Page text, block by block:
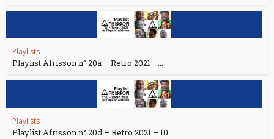
Playlists
Playlist Afrisson n° 20a – Retro 2021 –...
Playlists
Playlist Afrisson n° 20d – Retro 2021 – 10...